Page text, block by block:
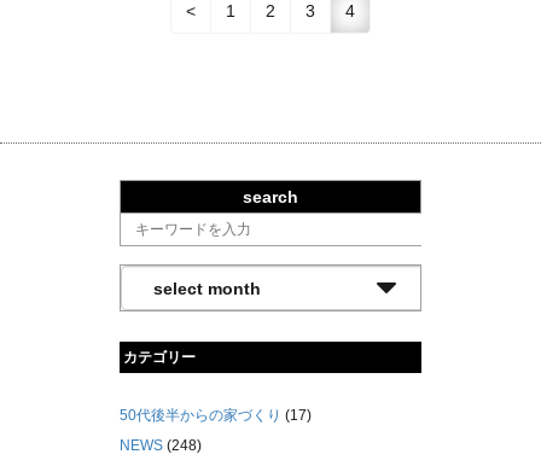
< 1 2 3 4
search
カテゴリー
50代後半からの家づくり (17)
NEWS (248)